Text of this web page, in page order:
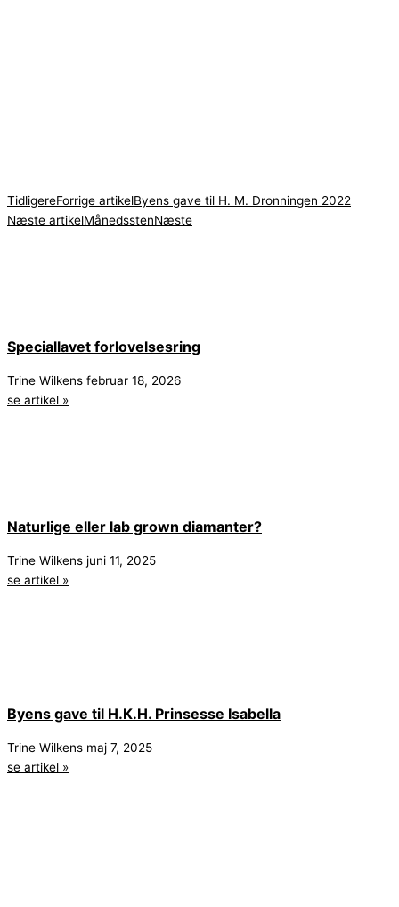
TidligereForrige artikelByens gave til H. M. Dronningen 2022
Næste artikelMånedsstenNæste
Speciallavet forlovelsesring
Trine Wilkens februar 18, 2026
se artikel »
Naturlige eller lab grown diamanter?
Trine Wilkens juni 11, 2025
se artikel »
Byens gave til H.K.H. Prinsesse Isabella
Trine Wilkens maj 7, 2025
se artikel »